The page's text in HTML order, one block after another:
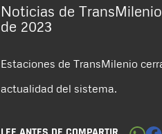
Noticias de
de 2023
Estaciones de TransMilenio
actualidad del sistema.